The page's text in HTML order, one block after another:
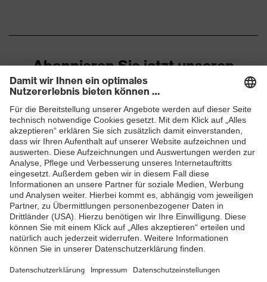
Abonnieren Sie jetzt unseren
Newsletter
ZUM NEWSLETTER ANMELDEN